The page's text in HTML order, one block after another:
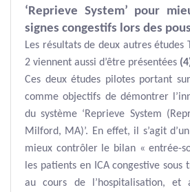
‘Reprieve System’ pour
signes congestifs lors des
Les résultats de deux autres études
2 viennent aussi d’être présentées
Ces deux études pilotes portant
comme objectifs de démontrer
du système ‘Reprieve System
Milford, MA)’. En effet, il s’agit
mieux contrôler le bilan « entrée-
les patients en ICA congestive
au cours de l’hospitalisation, et